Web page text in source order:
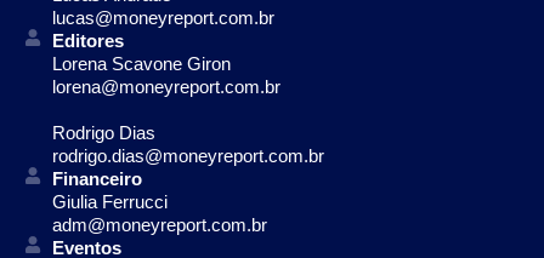
lucas@moneyreport.com.br
Editores
Lorena Scavone Giron
lorena@moneyreport.com.br
Rodrigo Dias
rodrigo.dias@moneyreport.com.br
Financeiro
Giulia Ferrucci
adm@moneyreport.com.br
Eventos